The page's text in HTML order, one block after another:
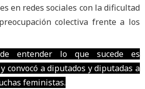
en redes sociales con la dificultad
colectiva frente a los
entender lo que sucede es
convocó a diputados y diputadas a
feministas.